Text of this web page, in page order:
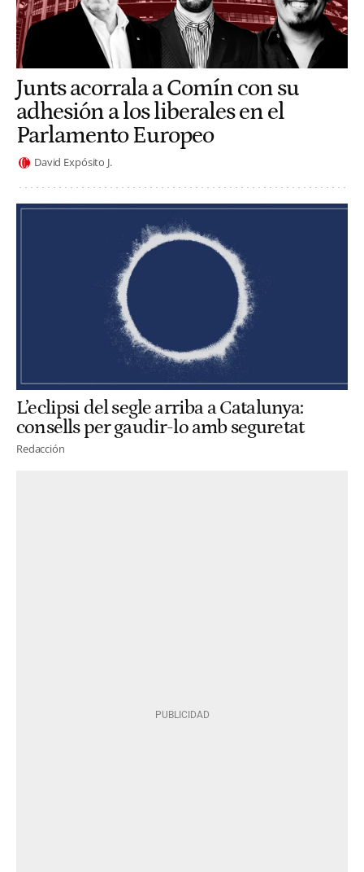
Junts acorrala a Comín con su
adhesión a los liberales en el
Parlamento Europeo
David Expósito J.
L’eclipsi del segle arriba a Catalunya:
consells per gaudir-lo amb seguretat
Redacción